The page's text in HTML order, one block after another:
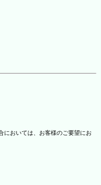
においては、お客様のご要望にお